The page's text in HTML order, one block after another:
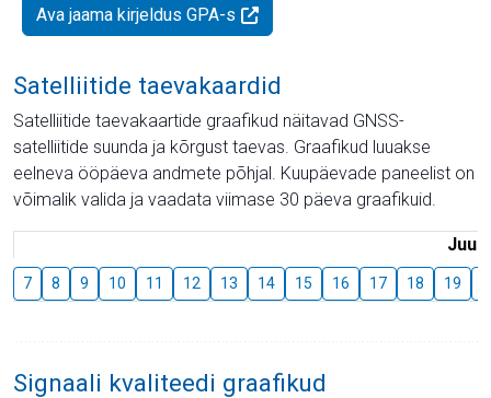
Ava jaama kirjeldus GPA-s
Satelliitide taevakaardid
Satelliitide taevakaartide graafikud näitavad GNSS-
satelliitide suunda ja kõrgust taevas. Graafikud luuakse
eelneva ööpäeva andmete põhjal. Kuupäevade paneelist on
võimalik valida ja vaadata viimase 30 päeva graafikuid.
Juuli
7 8 9 10 11 12 13 14 15 16 17 18 19
Signaali kvaliteedi graafikud